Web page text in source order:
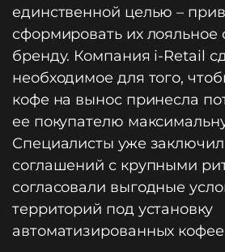
единственной целью –
сформировать их
бренду. Компания i-Retail
необходимое для того,
кофе на вынос принесла
ее покупателю
Специалисты уже
соглашений с крупными
согласовали выгодные
территорий под установку
автоматизированных